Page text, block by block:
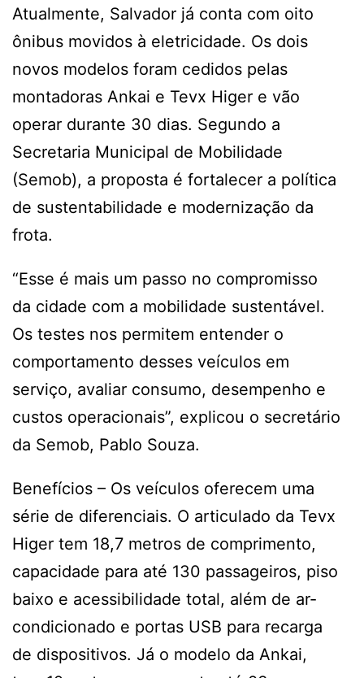
Atualmente, Salvador já conta com oito
ônibus movidos à eletricidade. Os dois
novos modelos foram cedidos pelas
montadoras Ankai e Tevx Higer e vão
operar durante 30 dias. Segundo a
Secretaria Municipal de Mobilidade
(Semob), a proposta é fortalecer a política
de sustentabilidade e modernização da
frota.
“Esse é mais um passo no compromisso
da cidade com a mobilidade sustentável.
Os testes nos permitem entender o
comportamento desses veículos em
serviço, avaliar consumo, desempenho e
custos operacionais”, explicou o secretário
da Semob, Pablo Souza.
Benefícios – Os veículos oferecem uma
série de diferenciais. O articulado da Tevx
Higer tem 18,7 metros de comprimento,
capacidade para até 130 passageiros, piso
baixo e acessibilidade total, além de ar-
condicionado e portas USB para recarga
de dispositivos. Já o modelo da Ankai,